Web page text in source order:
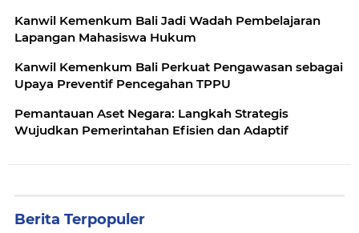
Kanwil Kemenkum Bali Jadi Wadah Pembelajaran
Lapangan Mahasiswa Hukum
Kanwil Kemenkum Bali Perkuat Pengawasan sebagai
Upaya Preventif Pencegahan TPPU
Pemantauan Aset Negara: Langkah Strategis
Wujudkan Pemerintahan Efisien dan Adaptif
Berita Terpopuler